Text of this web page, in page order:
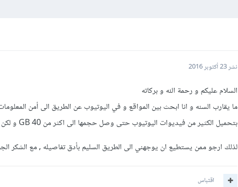
نشر23 أكتوبر 2016
السلام عليكم و رحمة الله و بركاته
ما يقارب السنه و انا ابحث بين المواقع و في اليوتيوب عن الطريق الى أمن
بتحميل الكثير من فيديوات اليوتيوب حتى وصل حجمها الى اكثر من 40 GB و لكن لا اعلم ماذا افعل حتى الان .
لذلك ارجو ممن يستطيع ان يوجهني الى الطريق السليم بأدق تفاصيله , مع الشكر
اقتباس